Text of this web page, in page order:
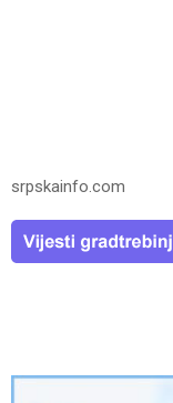
srpskainfo.com